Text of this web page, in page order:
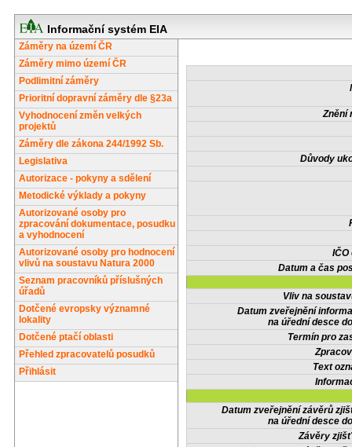
Informační systém EIA
Záměry na území ČR
Záměry mimo území ČR
Podlimitní záměry
Prioritní dopravní záměry dle §23a
Vyhodnocení změn velkých
projektů
Záměry dle zákona 244/1992 Sb.
Legislativa
Autorizace - pokyny a sdělení
Metodické výklady a pokyny
Autorizované osoby pro
zpracování dokumentace, posudku
a vyhodnocení
Autorizované osoby pro hodnocení
vlivů na soustavu Natura 2000
Seznam pracovníků příslušných
úřadů
Dotčené evropsky významné
lokality
Dotčené ptačí oblasti
Přehled zpracovatelů posudků
Přihlásit
Znění
Důvody
IČO
Datum a čas
Vliv na
Datum zveřejnění
na úřední desce
Termín pro
Text
Datum zveřejnění závěrů
na úřední desce
Závěry